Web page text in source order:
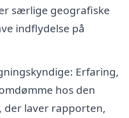
særlige geografiske
indflydelse på
Erfaring,
hos den
der laver rapporten,